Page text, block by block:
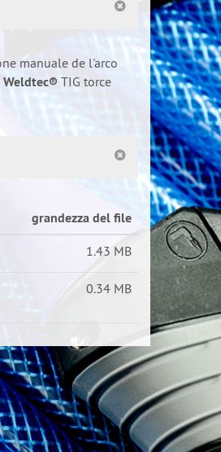
manuale de l'arco
Weldtec® TIG torce
grandezza del file
1.43 MB
0.34 MB